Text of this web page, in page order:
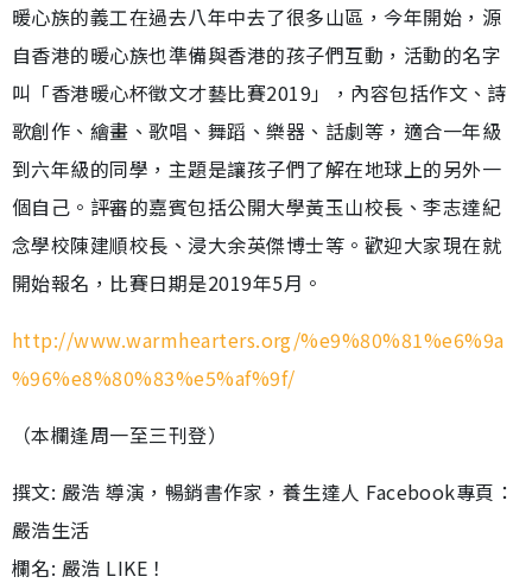
暖心族的義工在過去八年中去了很多山區，今年開始，源
自香港的暖心族也準備與香港的孩子們互動，活動的名字
叫「香港暖心杯徵文才藝比賽2019」，內容包括作文、詩
歌創作、繪畫、歌唱、舞蹈、樂器、話劇等，適合一年級
到六年級的同學，主題是讓孩子們了解在地球上的另外一
個自己。評審的嘉賓包括公開大學黃玉山校長、李志達紀
念學校陳建順校長、浸大余英傑博士等。歡迎大家現在就
開始報名，比賽日期是2019年5月。
http://www.warmhearters.org/%e9%80%81%e6%9a
%96%e8%80%83%e5%af%9f/
（本欄逢周一至三刊登）
撰文: 嚴浩 導演，暢銷書作家，養生達人 Facebook專頁：
嚴浩生活
欄名: 嚴浩 LIKE！